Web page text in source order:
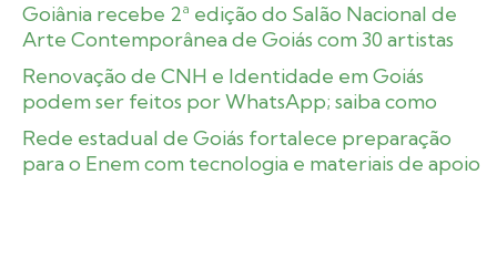
Goiânia recebe 2ª edição do Salão Nacional de
Arte Contemporânea de Goiás com 30 artistas
Renovação de CNH e Identidade em Goiás
podem ser feitos por WhatsApp; saiba como
Rede estadual de Goiás fortalece preparação
para o Enem com tecnologia e materiais de apoio